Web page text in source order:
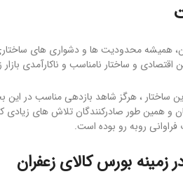
ایران، همیشه محدودیت ها و دشواری های
اقتصادی و ساختار نامناسب و ناکارآمدی
ساختار ، هرگز شاهد بازدهی مناسب در
همین طور صادرکنندگان تلاش های زیادی
روبه رو بوده است.
بورس کالای زعفران